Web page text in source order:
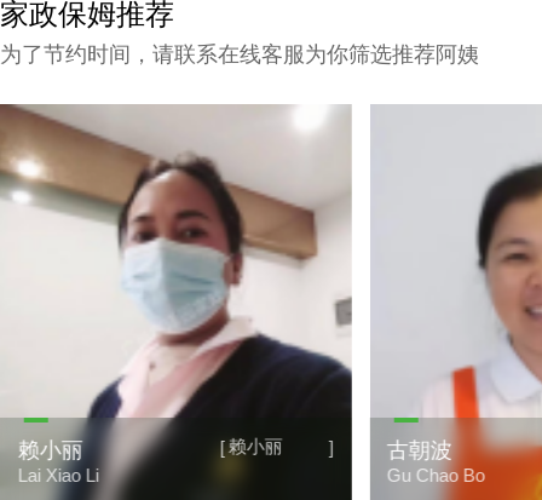
家政保姆推荐
为了节约时间，请联系在线客服为你筛选推荐阿姨
[ 赖小丽 ]
赖小丽
Lai Xiao Li
古朝波
Gu Chao Bo